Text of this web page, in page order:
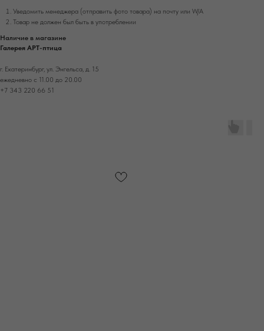
Уведомить менеджера (отправить фото товара) на почту или W/А
Товар не должен был быть в употреблении
Наличие в магазине
Галерея АРТ-птица
г. Екатеринбург, ул. Энгельса, д. 15
ежедневно с 11.00 до 20.00
+7 343 220 66 51